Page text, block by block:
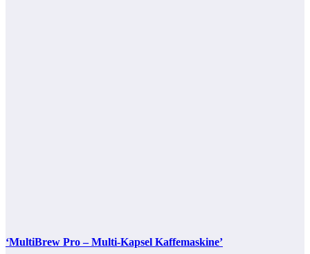
‘MultiBrew Pro – Multi-Kapsel Kaffemaskine’